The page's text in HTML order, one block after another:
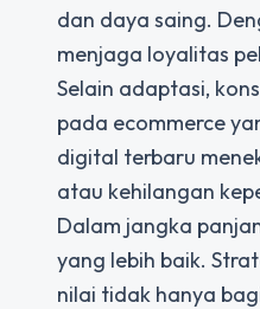
dan daya saing.
menjaga loyalitas
Selain adaptasi,
pada ecommerce
digital terbaru
atau kehilangan
Dalam jangka
yang lebih baik.
nilai tidak hanya